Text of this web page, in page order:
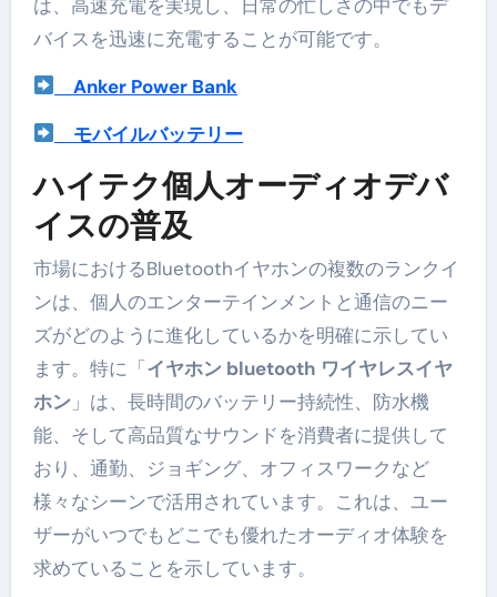
は、高速充電を実現し、日常の忙しさの中でもデ
バイスを迅速に充電することが可能です。
Anker Power Bank
モバイルバッテリー
ハイテク個人オーディオデバ
イスの普及
市場におけるBluetoothイヤホンの複数のランクイ
ンは、個人のエンターテインメントと通信のニー
ズがどのように進化しているかを明確に示してい
ます。特に「イヤホン bluetooth ワイヤレスイヤ
ホン」は、長時間のバッテリー持続性、防水機
能、そして高品質なサウンドを消費者に提供して
おり、通勤、ジョギング、オフィスワークなど
様々なシーンで活用されています。これは、ユー
ザーがいつでもどこでも優れたオーディオ体験を
求めていることを示しています。